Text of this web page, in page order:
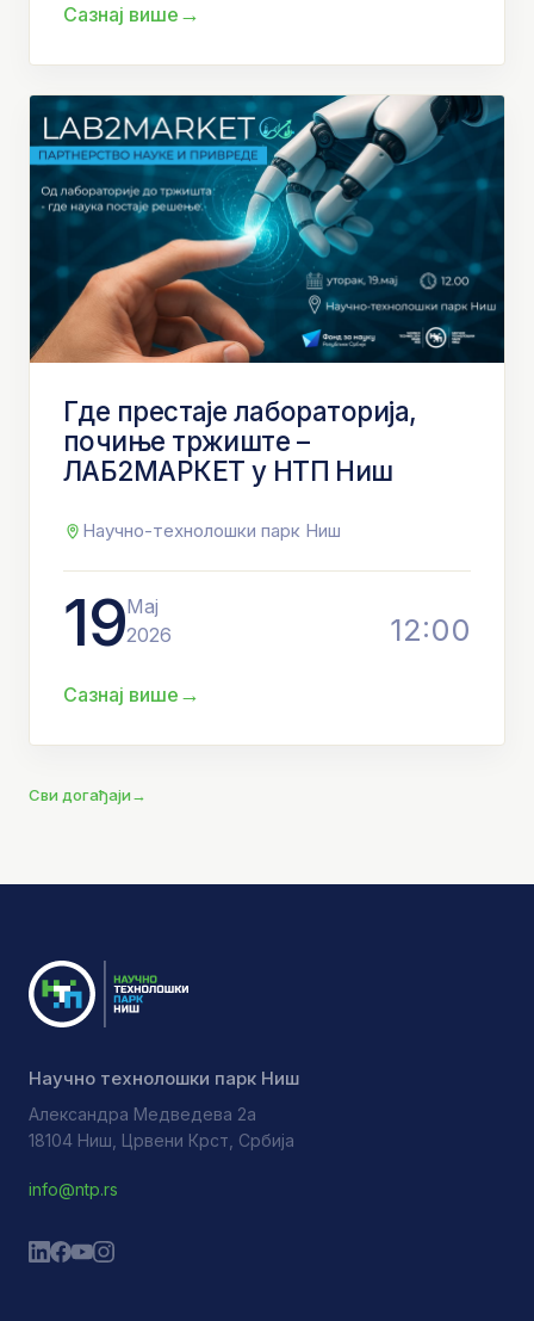
Сазнај више →
Где престаје лабораторија,
почиње тржиште –
ЛАБ2МАРКЕТ у НТП Ниш
Научно-технолошки парк Ниш
19Мај
2026
12:00
Сазнај више →
Сви догађаји→
Научно технолошки парк Ниш
Александра Медведева 2а
18104 Ниш, Црвени Крст, Србија
info@ntp.rs